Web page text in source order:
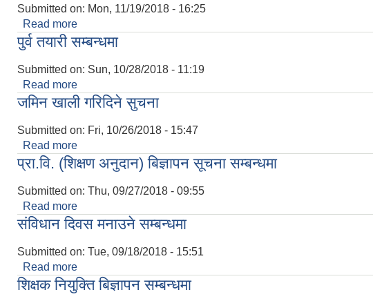
Submitted on: Mon, 11/19/2018 - 16:25
Read more
पुर्व तयारी सम्बन्धमा
Submitted on: Sun, 10/28/2018 - 11:19
Read more
जमिन खाली गरिदिने सुचना
Submitted on: Fri, 10/26/2018 - 15:47
Read more
प्रा.वि. (शिक्षण अनुदान) बिज्ञापन सूचना सम्बन्धमा
Submitted on: Thu, 09/27/2018 - 09:55
Read more
संविधान दिवस मनाउने सम्बन्धमा
Submitted on: Tue, 09/18/2018 - 15:51
Read more
शिक्षक नियुक्ति बिज्ञापन सम्बन्धमा